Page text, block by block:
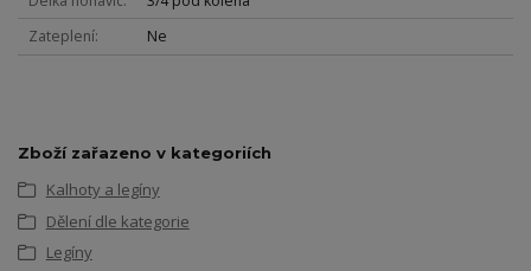
Zateplení
Ne
Zboží zařazeno v kategoriích
Kalhoty a legíny
Dělení dle kategorie
Legíny